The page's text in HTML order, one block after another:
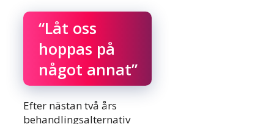
“Låt oss
hoppas på
något annat”
Efter nästan två års
behandlingsalternativ